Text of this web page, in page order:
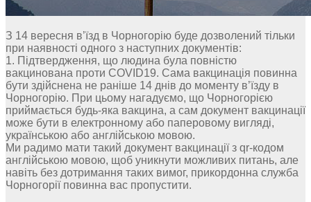
З 14 вересня в’їзд в Чорногорію буде дозволений тільки
при наявності одного з наступних документів:
1. Підтвердження, що людина була повністю
вакцинована проти COVID19. Сама вакцинація повинна
бути здійснена не раніше 14 днів до моменту в’їзду в
Чорногорію. При цьому нагадуємо, що Чорногорією
приймається будь-яка вакцина, а сам документ вакцинації
може бути в електронному або паперовому вигляді,
українською або англійською мовою.
Ми радимо мати такий документ вакцинації з qr-кодом
англійською мовою, щоб уникнути можливих питань, але
навіть без дотримання таких вимог, прикордонна служба
Чорногорії повинна вас пропустити.